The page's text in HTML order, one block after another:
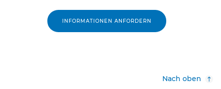
INFORMATIONEN ANFORDERN
Nach oben